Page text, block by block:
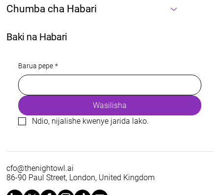
Chumba cha Habari
Baki na Habari
Barua pepe *
Wasilisha
Ndio, nijalishe kwenye jarida lako.
cfo@thenightowl.ai
86-90 Paul Street, London, United Kingdom